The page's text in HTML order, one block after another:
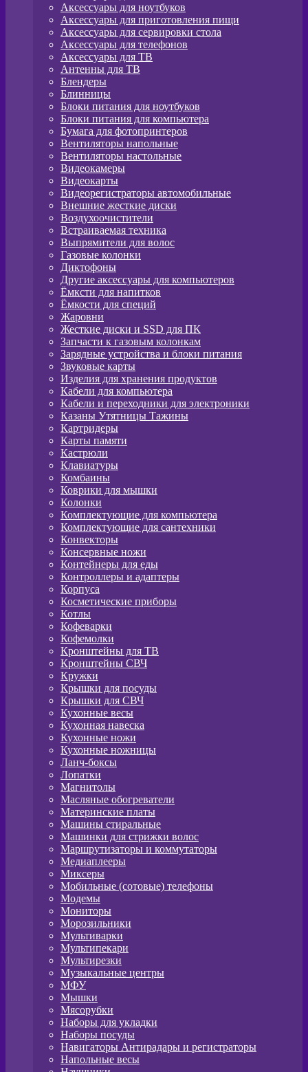
Аксессуары для ноутбуков
Аксессуары для приготовления пищи
Аксессуары для сервировки стола
Аксессуары для телефонов
Аксессуары для ТВ
Антенны для ТВ
Блендеры
Блинницы
Блоки питания для ноутбуков
Блоки питания для компьютера
Бумага для фотопринтеров
Вентиляторы напольные
Вентиляторы настольные
Видеокамеры
Видеокарты
Видеорегистраторы автомобильные
Внешние жесткие диски
Воздухоочистители
Встраиваемая техника
Выпрямители для волос
Газовые колонки
Диктофоны
Другие аксессуары для компьютеров
Ёмксти для напитков
Ёмкости для специй
Жаровни
Жесткие диски и SSD для ПК
Запчасти к газовым колонкам
Зарядные устройства и блоки питания
Звуковые карты
Изделия для хранения продуктов
Кабели для компьютера
Кабели и переходники для электроники
Казаны Утятницы Тажины
Картридеры
Карты памяти
Кастрюли
Клавиатуры
Комбаины
Коврики для мышки
Колонки
Комплектующие для компьютера
Комплектующие для сантехники
Конвекторы
Консервные ножи
Контейнеры для еды
Контроллеры и адаптеры
Корпуса
Косметические приборы
Котлы
Кофеварки
Кофемолки
Кронштейны для ТВ
Кронштейны СВЧ
Кружки
Крышки для посуды
Крышки для СВЧ
Кухонные весы
Кухонная навеска
Кухонные ножи
Кухонные ножницы
Ланч-боксы
Лопатки
Магнитолы
Масляные обогреватели
Материнские платы
Машины стиральные
Машинки для стрижки волос
Маршрутизаторы и коммутаторы
Медиаплееры
Миксеры
Мобильные (сотовые) телефоны
Модемы
Мониторы
Морозильники
Мультиварки
Мультипекари
Мультирезки
Музыкальные центры
МФУ
Мышки
Мясорубки
Наборы для укладки
Наборы посуды
Навигаторы Антирадары и регистраторы
Напольные весы